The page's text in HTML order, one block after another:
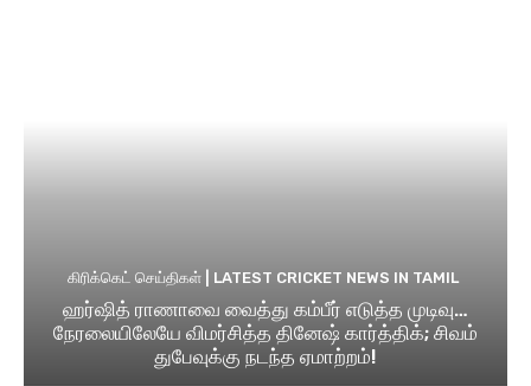
கிரிக்கெட் செய்திகள் | LATEST CRICKET NEWS IN TAMIL
ஹர்ஷித் ராணாவை வைத்து கம்பீர் எடுத்த முடிவு…
நேரலையிலேயே விமர்சித்த தினேஷ் கார்த்திக்; சிவம்
துபேவுக்கு நடந்த ஏமாற்றம்!